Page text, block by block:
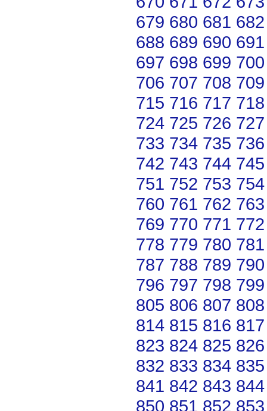
679 680 681 682
688 689 690 691
697 698 699 700
706 707 708 709
715 716 717 718
724 725 726 727
733 734 735 736
742 743 744 745
751 752 753 754
760 761 762 763
769 770 771 772
778 779 780 781
787 788 789 790
796 797 798 799
805 806 807 808
814 815 816 817
823 824 825 826
832 833 834 835
841 842 843 844
850 851 852 853